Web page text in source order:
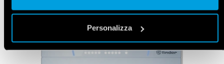
Vai alla Cookie Policy completa
Personalizza